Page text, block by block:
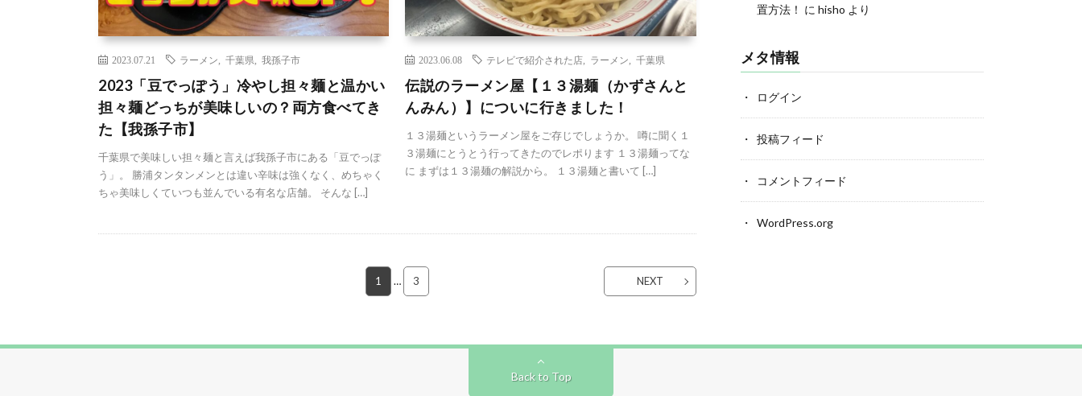
2023.07.21 ラーメン 千葉県 我孫子市
2023「豆でっぽう」冷やし担々麺と温かい
担々麺どっちが美味しいの？両方食べてき
た【我孫子市】
千葉県で美味しい担々麺と言えば我孫子市にある「豆でっぽ
う」。 勝浦タンタンメンとは違い辛味は強くなく、めちゃく
ちゃ美味しくていつも並んでいる有名な店舗。 そんな […]
2023.06.08 テレビで紹介された店 ラーメン ,千葉県
伝説のラーメン屋【１３湯麺（かずさんと
んみん）】についに行きました！
１３湯麺というラーメン屋をご存じでしょうか。 噂に聞く１
３湯麺にとうとう行ってきたのでレポります １３湯麺ってな
に まずは１３湯麺の解説から。 １３湯麺と書いて […]
1 … 3 NEXT
置方法！ に hisho より
メタ情報
ログイン
投稿フィード
コメントフィード
WordPress.org
Back to Top